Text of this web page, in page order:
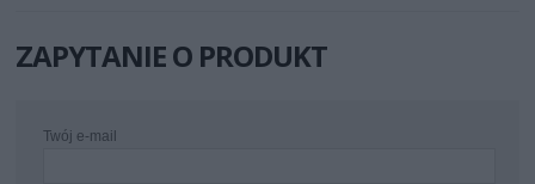
ZAPYTANIE O PRODUKT
Twój e-mail